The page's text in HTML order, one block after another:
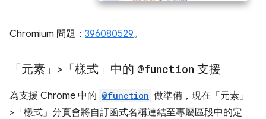
Chromium 問題： 396080529。
「元素」>「樣式」中的 @function 支援
為支援 Chrome 中的 @function 做準備，現在「元素」
>「樣式」 分頁會將自訂函式名稱連結至專屬區段中的定